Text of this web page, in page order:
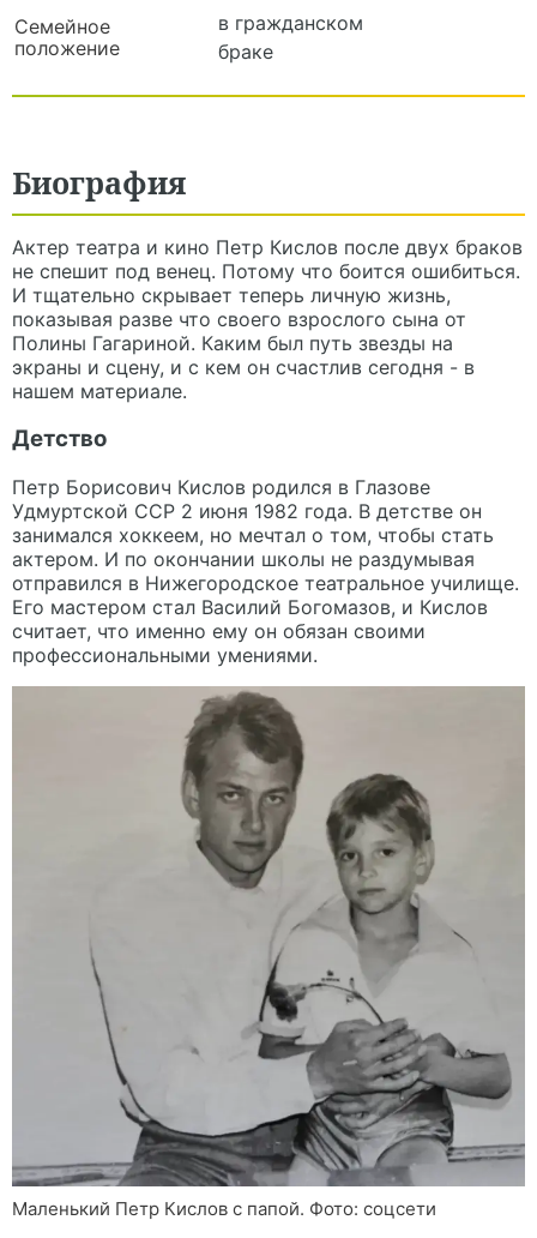
Семейное
положение
в гражданском
браке
Биография
Актер театра и кино Петр Кислов после двух браков
не спешит под венец. Потому что боится ошибиться.
И тщательно скрывает теперь личную жизнь,
показывая разве что своего взрослого сына от
Полины Гагариной. Каким был путь звезды на
экраны и сцену, и с кем он счастлив сегодня - в
нашем материале.
Детство
Петр Борисович Кислов родился в Глазове
Удмуртской ССР 2 июня 1982 года. В детстве он
занимался хоккеем, но мечтал о том, чтобы стать
актером. И по окончании школы не раздумывая
отправился в Нижегородское театральное училище.
Его мастером стал Василий Богомазов, и Кислов
считает, что именно ему он обязан своими
профессиональными умениями.
Маленький Петр Кислов с папой. Фото: соцсети